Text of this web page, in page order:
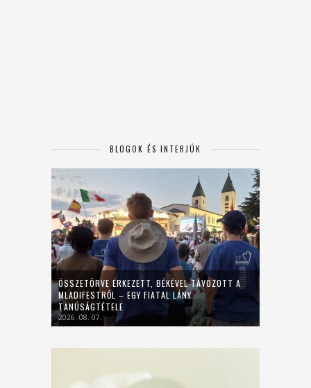
BLOGOK ÉS INTERJÚK
ÖSSZETÖRVE ÉRKEZETT, BÉKÉVEL TÁVOZOTT A
MLADIFESTRŐL – EGY FIATAL LÁNY
TANÚSÁGTÉTELE
2026. 08. 07.